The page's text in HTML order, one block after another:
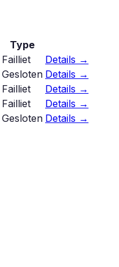
Type
Failliet
Details →
Gesloten Details →
Failliet
Details →
Failliet
Details →
Gesloten Details →